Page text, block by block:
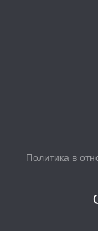
Политика в